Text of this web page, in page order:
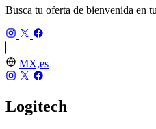
Busca tu oferta de bienvenida en
MX,es
Logitech